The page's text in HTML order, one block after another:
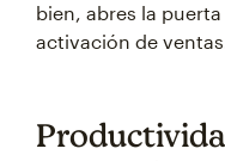
bien, abres la
activación de